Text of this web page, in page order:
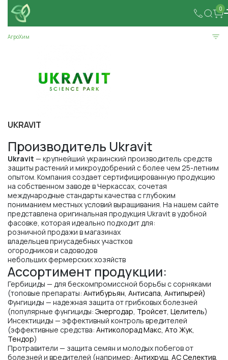
0
АгроХим
UKRAVIT
Производитель Ukravit
Ukravit — крупнейший украинский производитель средств
защиты растений и микроудобрений с более чем 25-летним
опытом. Компания создает сертифицированную продукцию
на собственном заводе в Черкассах, сочетая
международные стандарты качества с глубоким
пониманием местных условий выращивания. На нашем сайте
представлена оригинальная продукция Ukravit в удобной
фасовке, которая идеально подходит для:
розничной продажи в магазинах
владельцев приусадебных участков
огородников и садоводов
небольших фермерских хозяйств
Ассортимент продукции:
Гербициды — для бескомпромиссной борьбы с сорняками
(топовые препараты: Антибурьян, Антисапа, Антипырей)
Фунгициды — надежная защита от грибковых болезней
(популярные фунгициды: Энергодар, Тройсет, Целитель)
Инсектициды — эффективный контроль вредителей
(эффективные средства: Антиколорад Макс, Ато Жук,
Тендор)
Протравители — защита семян и молодых побегов от
болезней и вредителей (например: Антихрущ, АС Селектив,